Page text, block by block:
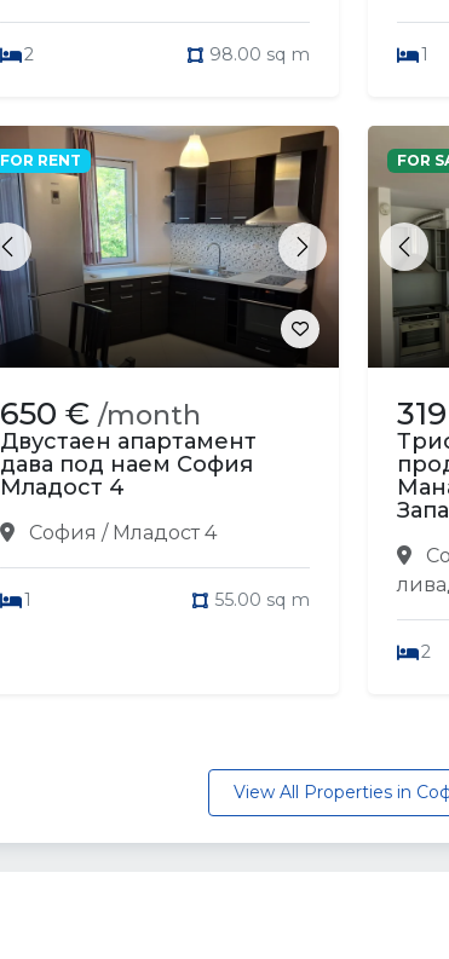
2 98.00 sq m 1
Previous Next
FOR RENT
650 € /month
Двустаен апартамент
дава под наем София
Младост 4
София / Младост 4
1 55.00 sq m
FOR
2
View All Properties in